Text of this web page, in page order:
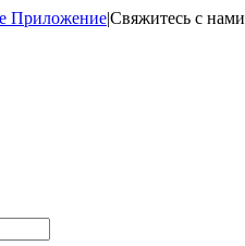
Приложение|Свяжитесь с нами